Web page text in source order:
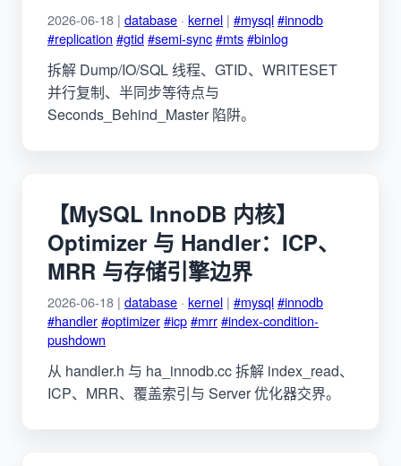
2026-06-18 | database · kernel | #mysql#innodb
#replication #gtid#semi-sync#mts#binlog
拆解 Dump/IO/SQL 线程、GTID、WRITESET
并行复制、半同步等待点与
Seconds_Behind_Master 陷阱。
【MySQL InnoDB 内核】
Optimizer 与 Handler：ICP、
MRR 与存储引擎边界
2026-06-18 | database · kernel | #mysql#innodb
#handler#optimizer#icp#mrr#index-condition-
pushdown
从 handler.h 与 ha_innodb.cc 拆解 index_read、
ICP、MRR、覆盖索引与 Server 优化器交界。